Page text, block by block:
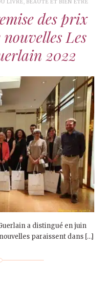
LIVRE,BEAUTÉ ET BIEN ÊTRE
des prix
Les
2022
a distingué en juin
paraissent dans […]